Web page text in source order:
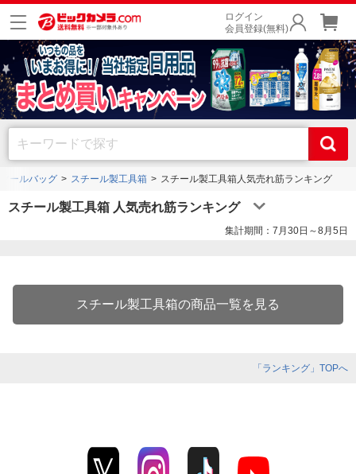
ログイン
会員登録(無料)
ールバッグ スチール製工具箱 スチール製工具箱人気売れ筋ランキング
スチール製工具箱 人気売れ筋ランキング
集計期間：7月30日～8月5日
スチール製工具箱の商品一覧を見る
「ランキング」TOPへ